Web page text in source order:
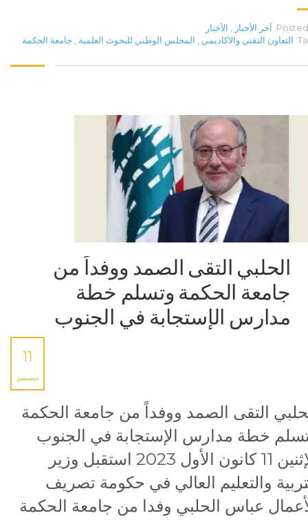
Posted آخر الأخبار
الأخبار
التعاون التقني والاكاديمي المجلس الوطني للبحوث العلمية جامعة الحكمة
الحلبي التقى الصمد ووفداً من
جامعة الحكمة وتسلم خطة
مدارس الإستجابة في الجنوب
11
ديسمبر
التقى الصمد ووفداً من جامعة الحكمة
خطة مدارس الإستجابة في الجنوب
الإثنين 11 كانون الأول 2023 استقبل وزير
والتعليم العالي في حكومة تصريف
عباس الحلبي وفدا من جامعة الحكمة